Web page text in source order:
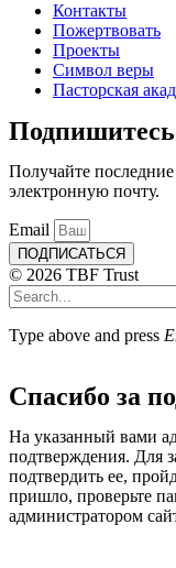
Контакты
Пожертвовать
Проекты
Символ веры
Пасторская
Получайте
электронную почту.
Email
ПОДПИСАТЬСЯ
© 2026 TBF Trust
Type above and press
Спасибо за
На указанный вами
подтверждения. Для
подтвердить ее,
пришло, проверьте
администратором